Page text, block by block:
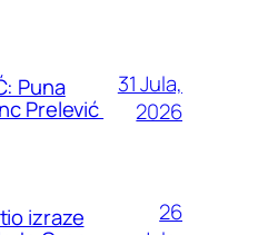
Puna
Prelević
31 Jula,
2026
izraze
26